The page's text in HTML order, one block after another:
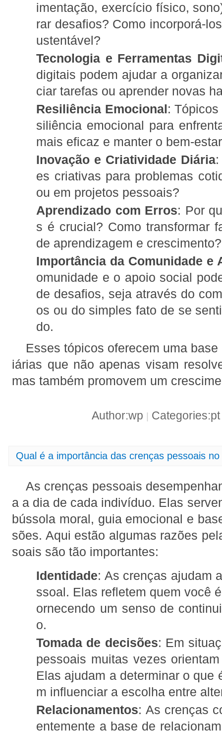
imentação, exercício físico,
rar desafios? Como incorporá-
ustentável?
Tecnologia e Ferramentas
digitais podem ajudar a
ciar tarefas ou aprender novas
Resiliência Emocional:
siliência emocional para
mais eficaz e manter o bem-
Inovação e Criatividade Diária:
es criativas para problemas
ou em projetos pessoais?
Aprendizado com Erros: Por
s é crucial? Como transformar
de aprendizagem e crescimento?
Importância da Comunidade e
omunidade e o apoio social
de desafios, seja através do
os ou do simples fato de se
do.
Esses tópicos oferecem uma
iárias que não apenas visam
mas também promovem um
Author:wp
Qual é a importância das crenças pessoais
As crenças pessoais
a a dia de cada indivíduo. Elas
bússola moral, guia emocional e
sões. Aqui estão algumas razões
soais são tão importantes:
Identidade: As crenças ajudam
ssoal. Elas refletem quem você
ornecendo um senso de
o.
Tomada de decisões: Em
pessoais muitas vezes
Elas ajudam a determinar o que
m influenciar a escolha entre
Relacionamentos: As crenças
entemente a base de